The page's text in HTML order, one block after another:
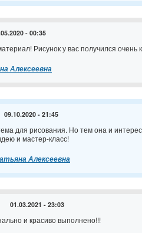
- 00:35
Рисунок у вас получился
Алексеевна
09.10.2020 - 21:45
для рисования. Но тем она и
и мастер-класс!
Алексеевна
01.03.2021 - 23:03
и красиво выполнено!!!